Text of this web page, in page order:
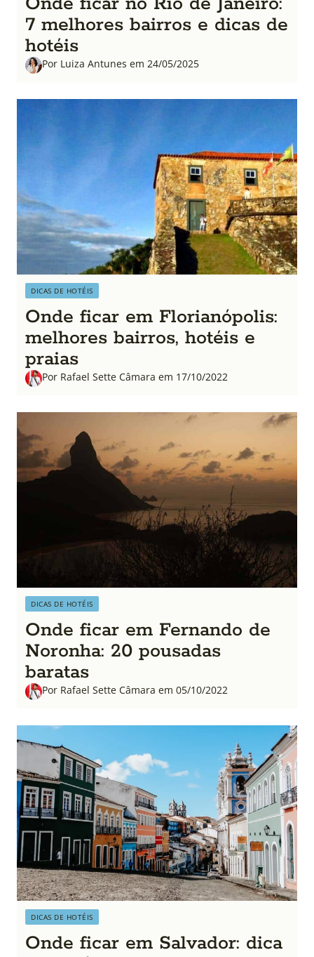
7 melhores bairros e dicas de
hotéis
Por Luiza Antunes em 24/05/2025
DICAS DE HOTÉIS
Onde ficar em Florianópolis:
melhores bairros, hotéis e
praias
Por Rafael Sette Câmara em 17/10/2022
DICAS DE HOTÉIS
Onde ficar em Fernando de
Noronha: 20 pousadas
baratas
Por Rafael Sette Câmara em 05/10/2022
DICAS DE HOTÉIS
Onde ficar em Salvador: dica